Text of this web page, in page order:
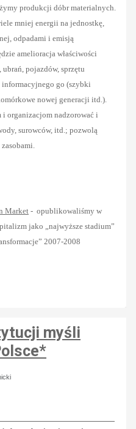
produkcji dóbr materialnych.
mniej energii na jednostkę,
odpadami i emisją
amelioracja właściwości
pojazdów, sprzętu
go (szybki
nowej generacji itd.).
organizacjom nadzorować i
surowców, itd.; pozwolą
Market - opublikowaliśmy w
jako „najwyższe stadium”
2007-2008
myśli